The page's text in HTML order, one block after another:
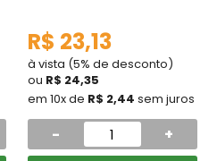
R$ 23,13
à vista (5% de desconto)
ou R$ 24,35
em 10x de R$ 2,44 sem juros
- +